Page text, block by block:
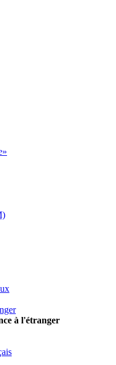
à l'étranger